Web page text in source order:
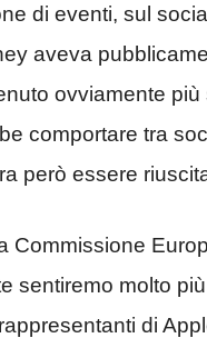
di eventi, sul
aveva
ovviamente più
comportare tra
però essere
Commissione
sentiremo molto
di